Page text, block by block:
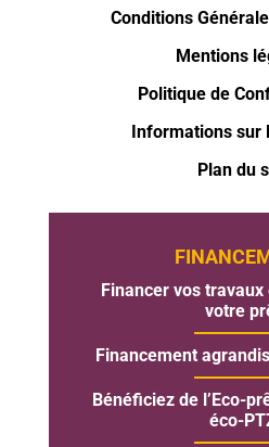
Conditions
Mentions
Politique de
Informations sur
Plan du
Financer vos
votre
Financement
Bénéficiez de l’Eco-
éco-